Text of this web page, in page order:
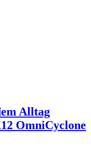
Alltag
OmniCyclone